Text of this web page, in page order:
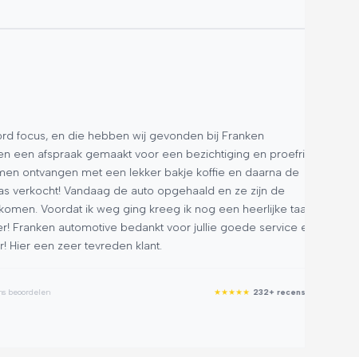
en die hebben wij gevonden bij Franken
afspraak gemaakt voor een bezichtiging en proefrit,
met een lekker bakje koffie en daarna de
Vandaag de auto opgehaald en ze zijn de
Voordat ik weg ging kreeg ik nog een heerlijke taart
automotive bedankt voor jullie goede service en
zeer tevreden klant.
232+ recensies